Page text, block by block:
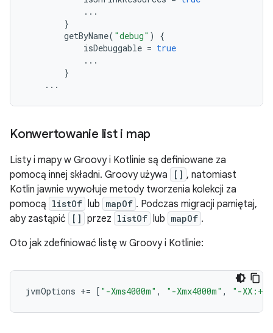
...
}
getByName( "debug" )
{
isDebuggable = true
...
}
...
Konwertowanie list i map
Listy i mapy w Groovy i Kotlinie są definiowane za
pomocą innej składni. Groovy używa
[] , natomiast
Kotlin jawnie wywołuje metody tworzenia kolekcji za
pomocą listOf lub mapOf . Podczas migracji pamiętaj,
aby zastąpić
[] przez listOf lub mapOf .
Oto jak zdefiniować listę w Groovy i Kotlinie:
jvmOptions += [ "-Xms4000m" , "-Xmx4000m" , "-